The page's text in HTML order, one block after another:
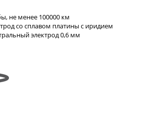
не менее 100000 км
со сплавом платины с иридием
электрод 0,6 мм